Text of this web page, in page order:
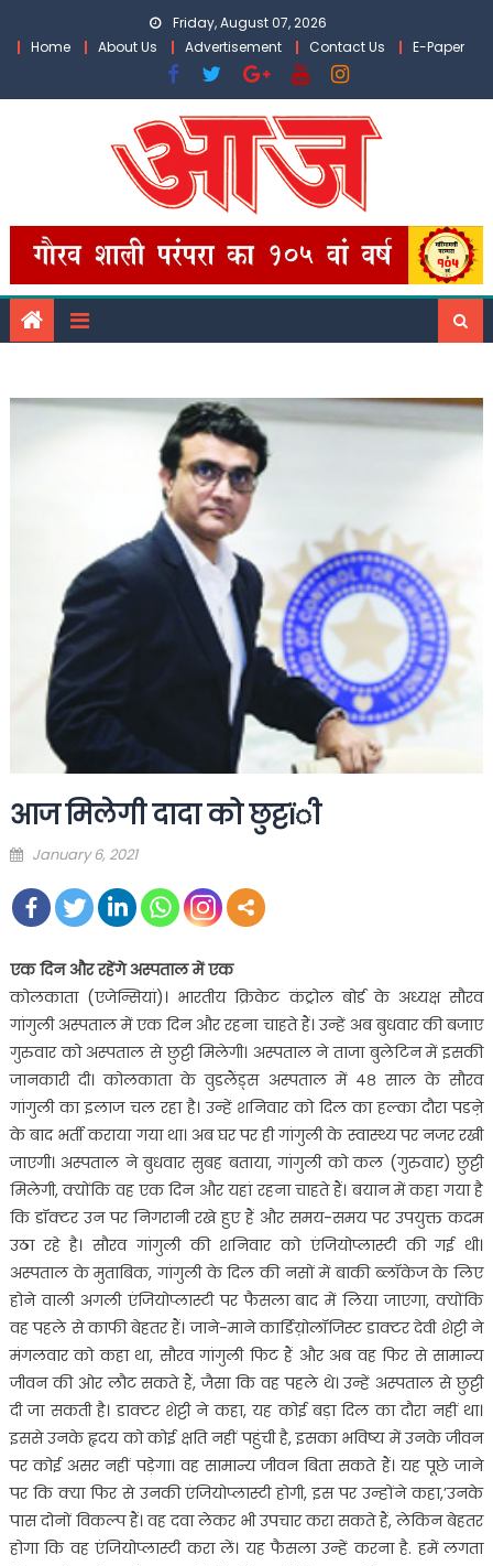
Friday, August 07, 2026
Home
About Us Advertisement Contact Us E-Paper
आज मिलेगी दादा को छुट्टïी
Posted
January 6, 2021
एक दिन और रहेंगे अस्पताल में एक
कोलकाता (एजेन्सियां)। भारतीय क्रिकेट कंट्रोल बोर्ड के अध्यक्ष सौरव
गांगुली अस्पताल में एक दिन और रहना चाहते हैं। उन्हें अब बुधवार की बजाए
गुरुवार को अस्पताल से छुट्टी मिलेगी। अस्पताल ने ताजा बुलेटिन में इसकी
जानकारी दी। कोलकाता के वुडलैंड्स अस्पताल में ४८ साल के सौरव
गांगुली का इलाज चल रहा है। उन्हें शनिवार को दिल का हल्का दौरा पडऩे
के बाद भर्ती कराया गया था। अब घर पर ही गांगुली के स्वास्थ्य पर नजर रखी
जाएगी। अस्पताल ने बुधवार सुबह बताया, गांगुली को कल (गुरुवार) छुट्टी
मिलेगी, क्योंकि वह एक दिन और यहां रहना चाहते हैं। बयान में कहा गया है
कि डॉक्टर उन पर निगरानी रखे हुए हैं और समय-समय पर उपयुक्त कदम
उठा रहे है। सौरव गांगुली की शनिवार को एंजियोप्लास्टी की गई थी।
अस्पताल के मुताबिक, गांगुली के दिल की नसों में बाकी ब्लॉकेज के लिए
होने वाली अगली एंजियोप्लास्टी पर फैसला बाद में लिया जाएगा, क्योंकि
वह पहले से काफी बेहतर हैं। जाने-माने कार्डिय़ोलॉजिस्ट डाक्टर देवी शेट्टी ने
मंगलवार को कहा था, सौरव गांगुली फिट हैं और अब वह फिर से सामान्य
जीवन की ओर लौट सकते हैं, जैसा कि वह पहले थे। उन्हें अस्पताल से छुट्टी
दी जा सकती है। डाक्टर शेट्टी ने कहा, यह कोई बड़ा दिल का दौरा नहीं था।
इससे उनके हृदय को कोई क्षति नहीं पहुंची है, इसका भविष्य में उनके जीवन
पर कोई असर नहीं पड़ेगा। वह सामान्य जीवन बिता सकते हैं। यह पूछे जाने
पर कि क्या फिर से उनकी एंजियोप्लास्टी होगी, इस पर उन्होंने कहा,’उनके
पास दोनों विकल्प हैं। वह दवा लेकर भी उपचार करा सकते हैं, लेकिन बेहतर
होगा कि वह एंजियोप्लास्टी करा लें। यह फैसला उन्हें करना है. हमें लगता